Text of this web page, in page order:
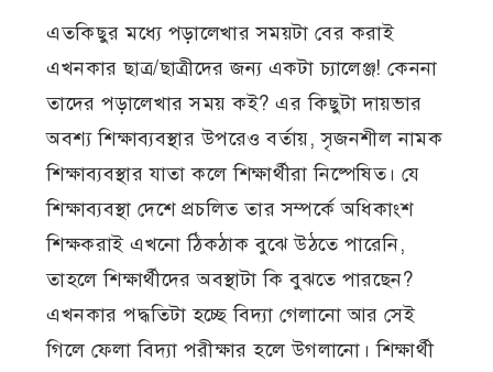
এতকিছুর মধ্যে পড়ালেখার সময়টা বের করাই
এখনকার ছাত্র/ছাত্রীদের জন্য একটা চ্যালেঞ্জ! কেননা
তাদের পড়ালেখার সময় কই? এর কিছুটা দায়ভার
অবশ্য শিক্ষাব্যবস্থার উপরেও বর্তায়, সৃজনশীল নামক
শিক্ষাব্যবস্থার যাতা কলে শিক্ষার্থীরা নিষ্পেষিত। যে
শিক্ষাব্যবস্থা দেশে প্রচলিত তার সম্পর্কে অধিকাংশ
শিক্ষকরাই এখনো ঠিকঠাক বুঝে উঠতে পারেনি,
তাহলে শিক্ষার্থীদের অবস্থাটা কি বুঝতে পারছেন?
এখনকার পদ্ধতিটা হচ্ছে বিদ্যা গেলানো আর সেই
গিলে ফেলা বিদ্যা পরীক্ষার হলে উগলানো। শিক্ষার্থী